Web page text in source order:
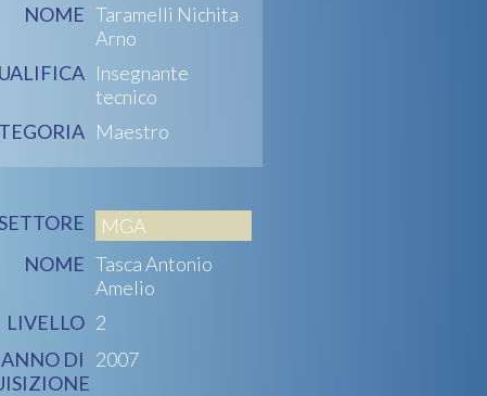
NOME Taramelli Nichita
Arno
Insegnante
tecnico
Maestro
MGA
NOME Tasca Antonio
Amelio
LIVELLO 2
ANNO DI 2007